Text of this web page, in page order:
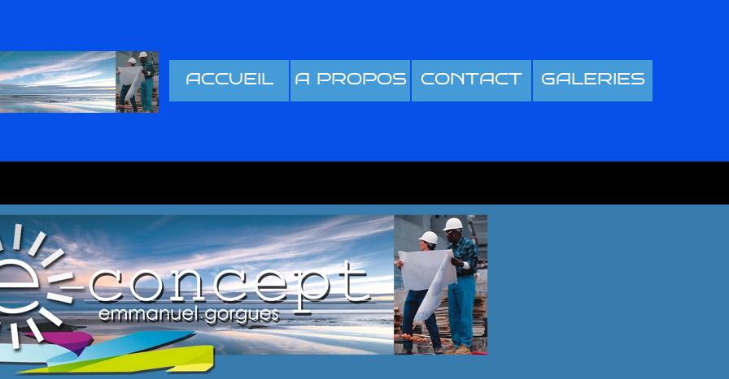
ACCUEIL A PROPOS CONTACT GALERIES